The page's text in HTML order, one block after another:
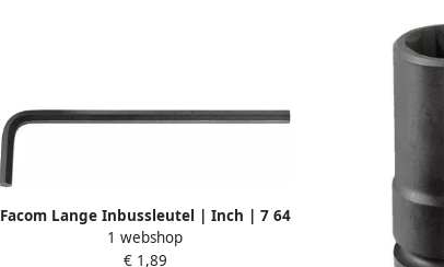
Facom Lange Inbussleutel | Inch | 7 64
83H.4.5
1 webshop
€ 1,89